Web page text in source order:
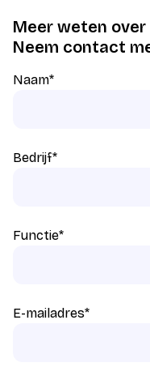
Meer weten over
Neem contact
Naam*
Bedrijf*
Functie*
E-mailadres*